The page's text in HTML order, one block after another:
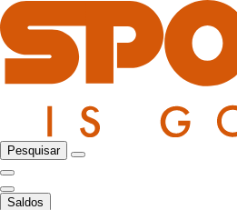
Pesquisar
Saldos